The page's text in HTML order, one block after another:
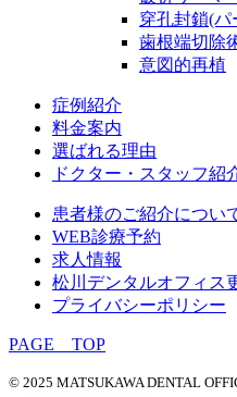
穿孔封鎖(
歯根端切除
意図的再植
症例紹介
料金案内
選ばれる理由
ドクター・スタッフ紹
患者様のご紹介につい
WEB診療予約
求人情報
松川デンタルオフィス
プライバシーポリシー
PAGE TOP
© 2025 MATSUKAWA DENTAL